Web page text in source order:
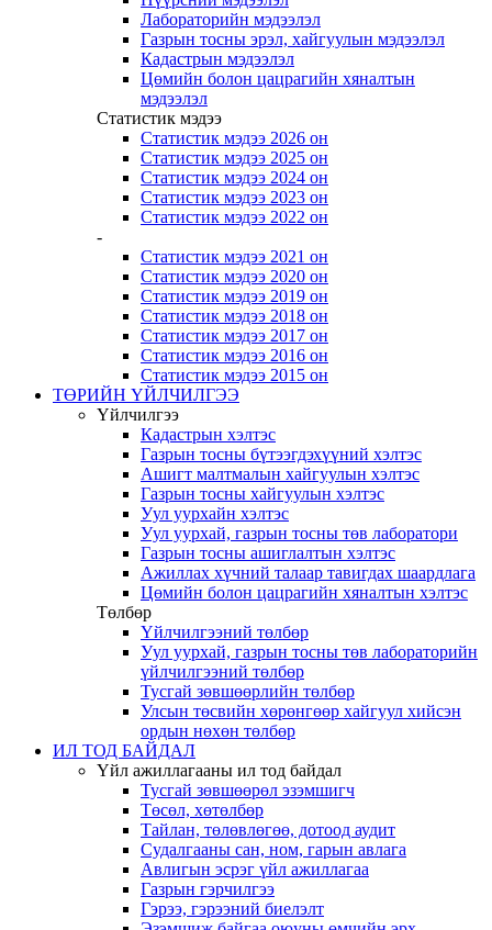
Лабораторийн мэдээлэл
Газрын тосны эрэл, хайгуулын мэдээлэл
Кадастрын мэдээлэл
Цөмийн болон цацрагийн хяналтын
мэдээлэл
Статистик мэдээ
Статистик мэдээ 2026 он
Статистик мэдээ 2025 он
Статистик мэдээ 2024 он
Статистик мэдээ 2023 он
Статистик мэдээ 2022 он
-
Статистик мэдээ 2021 он
Статистик мэдээ 2020 он
Статистик мэдээ 2019 он
Статистик мэдээ 2018 он
Статистик мэдээ 2017 он
Статистик мэдээ 2016 он
Статистик мэдээ 2015 он
ТӨРИЙН ҮЙЛЧИЛГЭЭ
Үйлчилгээ
Кадастрын хэлтэс
Газрын тосны бүтээгдэхүүний хэлтэс
Ашигт малтмалын хайгуулын хэлтэс
Газрын тосны хайгуулын хэлтэс
Уул уурхайн хэлтэс
Уул уурхай, газрын тосны төв лаборатори
Газрын тосны ашиглалтын хэлтэс
Ажиллах хүчний талаар тавигдах шаардлага
Цөмийн болон цацрагийн хяналтын хэлтэс
Төлбөр
Үйлчилгээний төлбөр
Уул уурхай, газрын тосны төв лабораторийн
үйлчилгээний төлбөр
Тусгай зөвшөөрлийн төлбөр
Улсын төсвийн хөрөнгөөр хайгуул хийсэн
ордын нөхөн төлбөр
ИЛ ТОД БАЙДАЛ
Үйл ажиллагааны ил тод байдал
Тусгай зөвшөөрөл эзэмшигч
Төсөл, хөтөлбөр
Тайлан, төлөвлөгөө, дотоод аудит
Судалгааны сан, ном, гарын авлага
Авлигын эсрэг үйл ажиллагаа
Газрын гэрчилгээ
Гэрээ, гэрээний биелэлт